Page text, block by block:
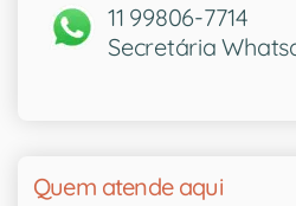
11 99806-7714
Secretária
Quem atende aqui